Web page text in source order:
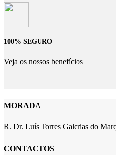
100% SEGURO
Veja os nossos benefícios
MORADA
R. Dr. Luís Torres Galerias do
CONTACTOS